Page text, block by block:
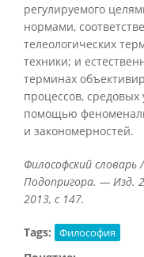
регулируемого
нормами,
телеологических
техники; и
терминах
процессов, средовых
помощью
и закономерностей.
Философский
Подопригора. — Изд.
2013, с 147.
Tags: Философия